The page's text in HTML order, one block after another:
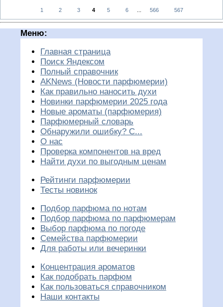
1 2 3 4 5 6 566 567
Меню:
Главная страница
Поиск Яндексом
Полный справочник
AKNews (Новости парфюмерии)
Как правильно наносить духи
Новинки парфюмерии 2025 года
Новые ароматы (парфюмерия)
Парфюмерный словарь
Обнаружили ошибку? С...
О нас
Проверка компонентов на вред
Найти духи по выгодным ценам
Рейтинги парфюмерии
Тесты новинок
Подбор парфюма по нотам
Подбор парфюма по парфюмерам
Выбор парфюма по погоде
Семейства парфюмерии
Для работы или вечеринки
Концентрация ароматов
Как подобрать парфюм
Как пользоваться справочником
Наши контакты